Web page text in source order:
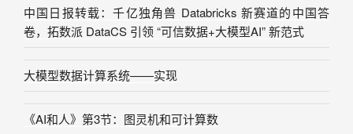
中国日报转载：千亿独角兽 Databricks 新赛道的中国答
卷，拓数派 DataCS 引领 “可信数据+大模型AI” 新范式
大模型数据计算系统——实现
《AI和人》第3节：图灵机和可计算数